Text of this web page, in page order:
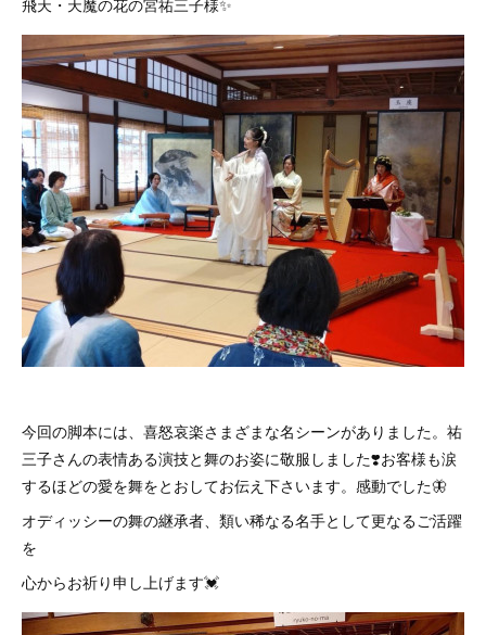
飛天・天魔の花の宮祐三子様✨
今回の脚本には、喜怒哀楽さまざまな名シーンがありました。祐
三子さんの表情ある演技と舞のお姿に敬服しました❣️お客様も涙
するほどの愛を舞をとおしてお伝え下さいます。感動でした🦋
オディッシーの舞の継承者、類い稀なる名手として更なるご活躍
を
心からお祈り申し上げます💓